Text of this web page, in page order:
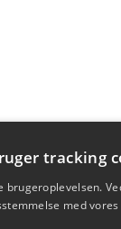
tracking
med